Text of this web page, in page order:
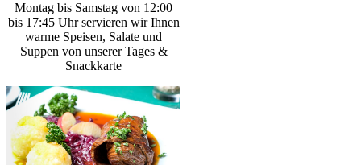
Montag bis Samstag von 12:00
bis 17:45 Uhr servieren wir Ihnen
warme Speisen, Salate und
Suppen von unserer Tages &
Snackkarte